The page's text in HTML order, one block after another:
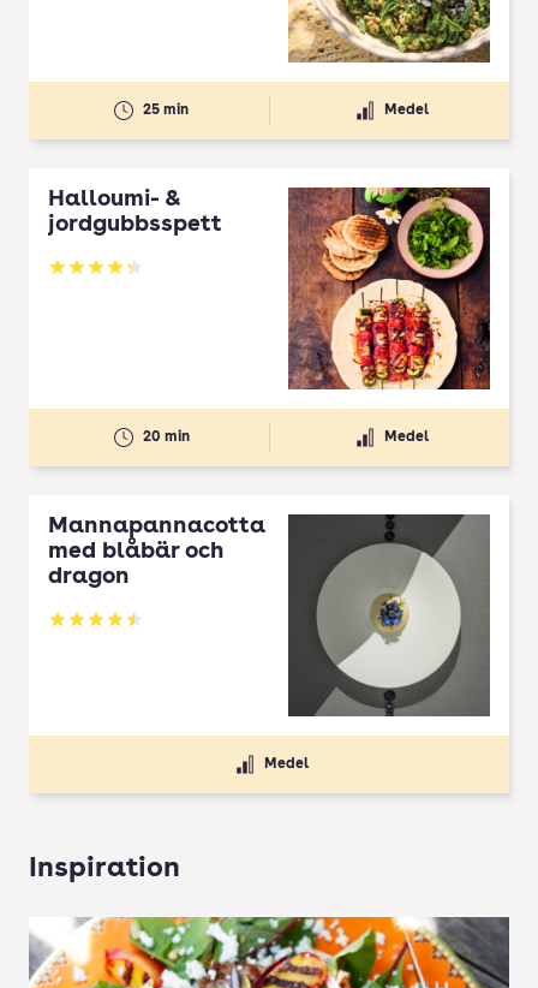
25 min Medel
Halloumi- &
jordgubbsspett
Betyg: 4.3 av 5
20 min Medel
Mannapannacotta
med blåbär och
dragon
Betyg: 4.5 av 5
Medel
Inspiration